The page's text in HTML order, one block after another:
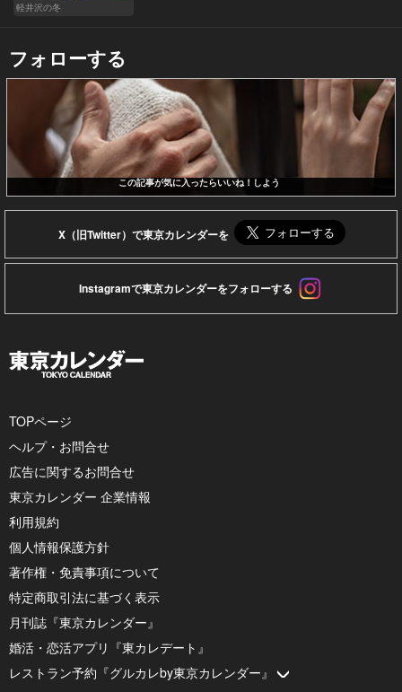
軽井沢の冬
フォローする
この記事が気に入ったらいいね！しよう
X（旧Twitter）で東京カレンダーを
Instagramで東京カレンダーをフォローする
TOPページ
ヘルプ・お問合せ
広告に関するお問合せ
東京カレンダー 企業情報
利用規約
個人情報保護方針
著作権・免責事項について
特定商取引法に基づく表示
月刊誌『東京カレンダー』
婚活・恋活アプリ『東カレデート』
レストラン予約『グルカレby東京カレンダー』